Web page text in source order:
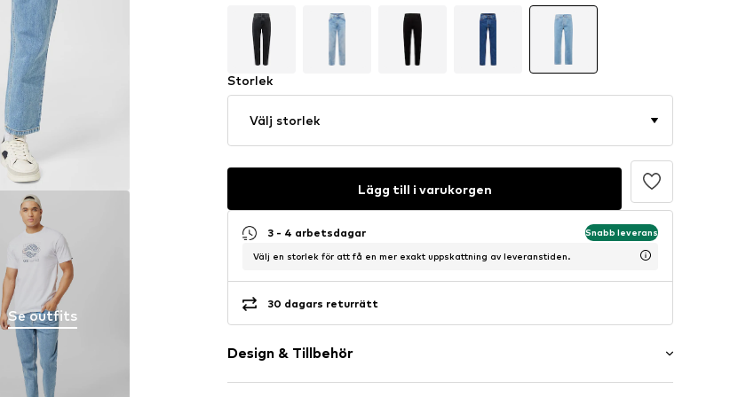
Se outfits
Storlek
Välj storlek
Lägg till i varukorgen
3 - 4 arbetsdagar Snabb leverans
Välj en storlek för att få en mer exakt uppskattning av leveranstiden.
30 dagars returrätt
Design & Tillbehör